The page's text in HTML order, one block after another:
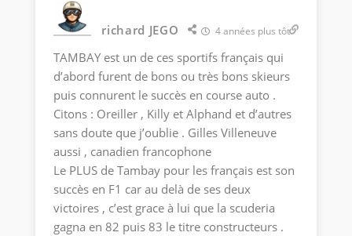
richard JEGO 4 années plus tôt
TAMBAY est un de ces sportifs français qui
d’abord furent de bons ou très bons skieurs
puis connurent le succès en course auto .
Citons : Oreiller , Killy et Alphand et d’autres
sans doute que j’oublie . Gilles Villeneuve
aussi , canadien francophone
Le PLUS de Tambay pour les français est son
succès en F1 car au delà de ses deux
victoires , c’est grace à lui que la scuderia
gagna en 82 puis 83 le titre constructeurs .